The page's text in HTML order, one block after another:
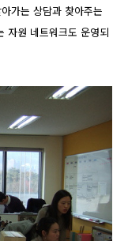
가는 상담과 찾아주는
자원 네트워크도 운영되